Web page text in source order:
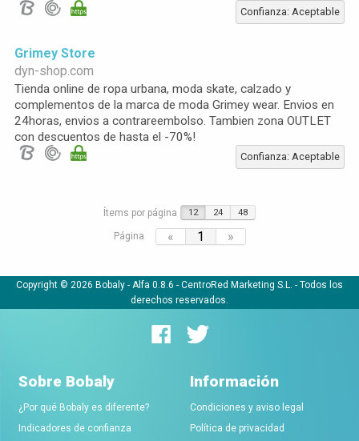
Confianza: Aceptable
Grimey Store
dyn-shop.com
Tienda online de ropa urbana, moda skate, calzado y
complementos de la marca de moda Grimey wear. Envios en
24horas, envios a contrareembolso. Tambien zona OUTLET
con descuentos de hasta el -70%!
Confianza: Aceptable
Ítems por página 12 24 48
Página « 1 »
Copyright © 2026 Bobaly - Alfa 0.8.6 - CentroRed Marketing S.L. - Todos los
derechos reservados.
Sobre Bobaly
¿Por qué Bobaly es diferente?
Indicadores de confianza
Información
Condiciones y aviso legal
Política de privacidad